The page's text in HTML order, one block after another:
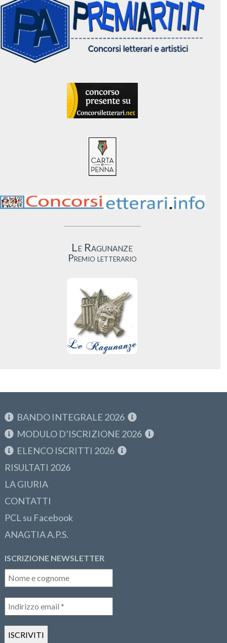
Le Ragunanze
Premio letterario
BANDO INTEGRALE 2026
MODULO D’ISCRIZIONE 2026
ELENCO ISCRITTI 2026
RISULTATI 2026
LA GIURIA
CONTATTI
PCL su Facebook
ANAGTIA A.P.S.
ISCRIZIONE NEWSLETTER